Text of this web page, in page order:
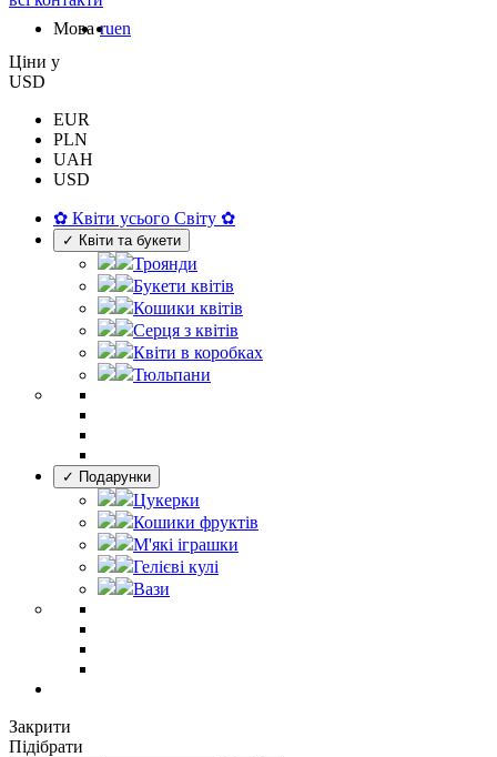
Мова ruen
Цiни у
USD
EUR
PLN
UAH
USD
✿ Квіти усього Світу ✿
✓ Квіти та букети
Троянди
Букети квітів
Кошики квітів
Серця з квітів
Квіти в коробках
Тюльпани
✓ Подарунки
Цукерки
Кошики фруктів
М'які іграшки
Гелієві кулі
Вази
Закрити
Підібрати